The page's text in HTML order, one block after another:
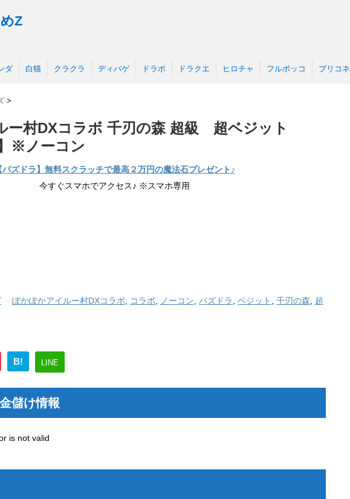
Z
ダ 白猫 クラクラ ディバゲ ドラポ ドラクエ ヒロチャ フルボッコ プリコネ
>
ー村DXコラボ 千刃の森 超級 超ベジット
※ノーコン
パズドラ】無料スクラッチで最高２万円の魔法石プレゼント♪
今すぐスマホでアクセス♪ ※スマホ専用
ぽかぽかアイルー村DXコラボ コラボ ノーコン パズドラ ベジット 千刃の森
超
B! LINE
儲け情報
is not valid